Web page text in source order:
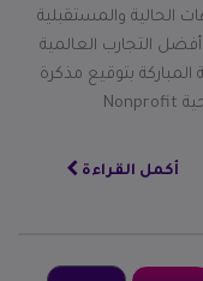
الحالية والمستقبلية
التجارب العالمية
بتوقيع مذكرة
تفاهم مع شبكة تقنيات المنظمات غير الربحية Nonprofit
أكمل القراءة